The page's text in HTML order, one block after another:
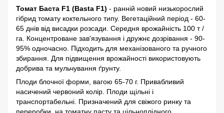
Томат Баста F1 (Basta F1) - ранній новий низькорослий
гібрид томату коктельного типу. Вегетаційний період - 60-
65 днів від висадки розсади. Середня врожайність 100 т /
га. Концентроване зав'язування і дружнє дозрівання - 90-
95% одночасно. Підходить для механізованого та ручного
збирання. Для підвищення врожайності використовують
добрива та мульчування ґрунту.
Плоди блочної форми, вагою 65-70 г. Привабливий
насичений червоний колір. Плоди щільні і
транспортабельні. Призначений для свіжого ринку та